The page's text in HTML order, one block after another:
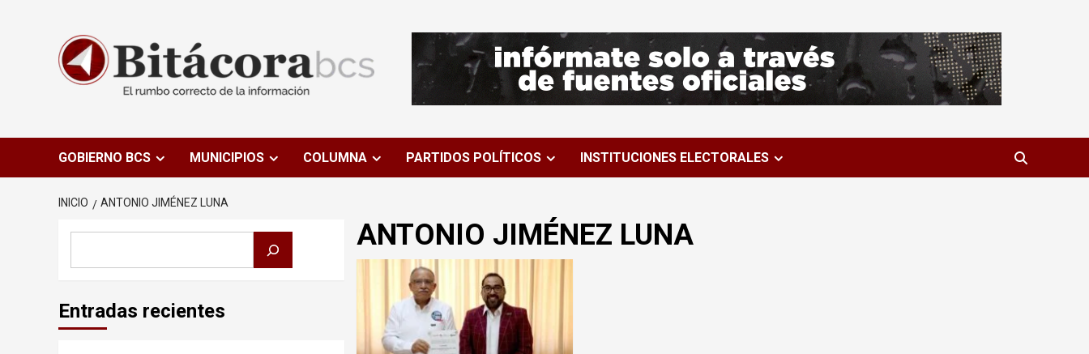
GOBIERNO BCS MUNICIPIOS COLUMNA PARTIDOS POLÍTICOS INSTITUCIONES ELECTORALES
INICIO ANTONIO JIMÉNEZ LUNA
ANTONIO JIMÉNEZ LUNA
Entradas recientes